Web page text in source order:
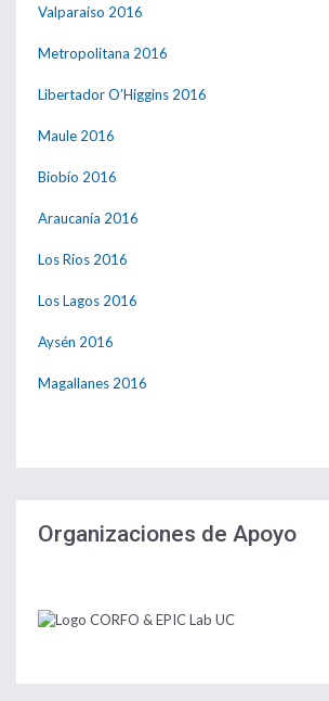
Valparaíso 2016
Metropolitana 2016
Libertador O’Higgins 2016
Maule 2016
Biobío 2016
Araucanía 2016
Los Ríos 2016
Los Lagos 2016
Aysén 2016
Magallanes 2016
Organizaciones de Apoyo